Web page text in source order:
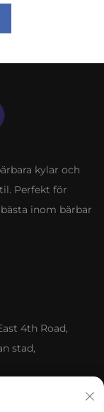
kylar och
Perfekt för
inom bärbar
4th Road,
stad,